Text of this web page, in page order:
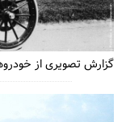
گزارش تصویری از